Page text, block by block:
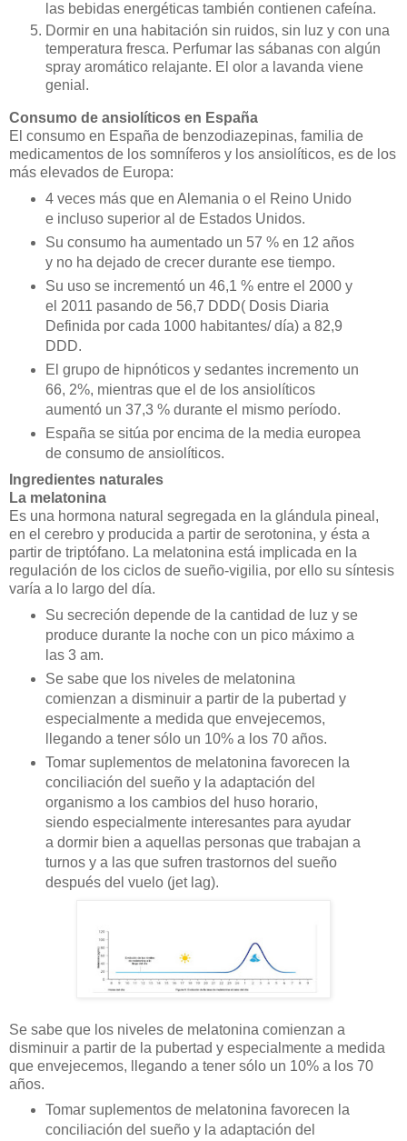
las bebidas energéticas también contienen cafeína.
Dormir en una habitación sin ruidos, sin luz y con una
temperatura fresca. Perfumar las sábanas con algún
spray aromático relajante. El olor a lavanda viene
genial.
Consumo de ansiolíticos en España
El consumo en España de benzodiazepinas, familia de
medicamentos de los somníferos y los ansiolíticos, es de los
más elevados de Europa:
4 veces más que en Alemania o el Reino Unido
e incluso superior al de Estados Unidos.
Su consumo ha aumentado un 57 % en 12 años
y no ha dejado de crecer durante ese tiempo.
Su uso se incrementó un 46,1 % entre el 2000 y
el 2011 pasando de 56,7 DDD( Dosis Diaria
Definida por cada 1000 habitantes/ día) a 82,9
DDD.
El grupo de hipnóticos y sedantes incremento un
66, 2%, mientras que el de los ansiolíticos
aumentó un 37,3 % durante el mismo período.
España se sitúa por encima de la media europea
de consumo de ansiolíticos.
Ingredientes naturales
La melatonina
Es una hormona natural segregada en la glándula pineal,
en el cerebro y producida a partir de serotonina, y ésta a
partir de triptófano. La melatonina está implicada en la
regulación de los ciclos de sueño-vigilia, por ello su síntesis
varía a lo largo del día.
Su secreción depende de la cantidad de luz y se
produce durante la noche con un pico máximo a
las 3 am.
Se sabe que los niveles de melatonina
comienzan a disminuir a partir de la pubertad y
especialmente a medida que envejecemos,
llegando a tener sólo un 10% a los 70 años.
Tomar suplementos de melatonina favorecen la
conciliación del sueño y la adaptación del
organismo a los cambios del huso horario,
siendo especialmente interesantes para ayudar
a dormir bien a aquellas personas que trabajan a
turnos y a las que sufren trastornos del sueño
después del vuelo (jet lag).
Se sabe que los niveles de melatonina comienzan a
disminuir a partir de la pubertad y especialmente a medida
que envejecemos, llegando a tener sólo un 10% a los 70
años.
Tomar suplementos de melatonina favorecen la
conciliación del sueño y la adaptación del